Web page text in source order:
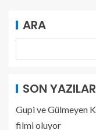
ARA
SON YAZILAR
Gupi ve Gülmeyen
filmi oluyor